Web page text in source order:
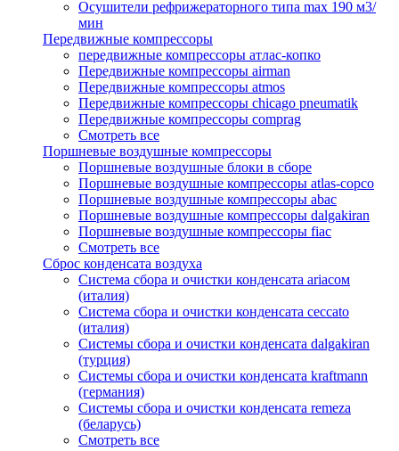
Осушители рефрижераторного типа max 190 м3/
мин
Передвижные компрессоры
передвижные компрессоры атлас-копко
Передвижные компрессоры airman
Передвижные компрессоры atmos
Передвижные компрессоры chicago pneumatik
Передвижные компрессоры comprag
Смотреть все
Поршневые воздушные компрессоры
Поршневые воздушные блоки в сборе
Поршневые воздушные компрессоры atlas-copco
Поршневые воздушные компрессоры abac
Поршневые воздушные компрессоры dalgakiran
Поршневые воздушные компрессоры fiac
Смотреть все
Сброс конденсата воздуха
Система сбора и очистки конденсата ariacом
(италия)
Система сбора и очистки конденсата ceccato
(италия)
Системы сбора и очистки конденсата dalgakiran
(турция)
Системы сбора и очистки конденсата kraftmann
(германия)
Системы сбора и очистки конденсата remeza
(беларусь)
Смотреть все